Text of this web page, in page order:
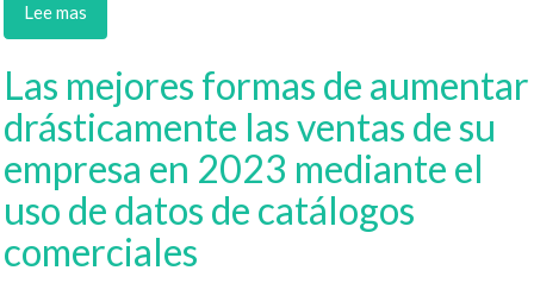
Lee mas
Las mejores formas de aumentar
drásticamente las ventas de su
empresa en 2023 mediante el
uso de datos de catálogos
comerciales